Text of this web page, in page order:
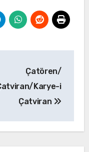
Çatören/
Karye-i
Çatviran